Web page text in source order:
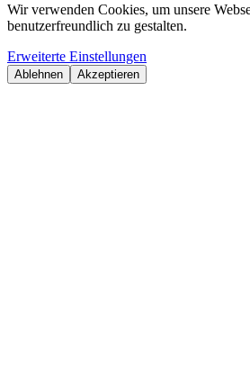
Wir verwenden Cookies, um unsere
benutzerfreundlich zu gestalten.
Erweiterte Einstellungen
Ablehnen Akzeptieren